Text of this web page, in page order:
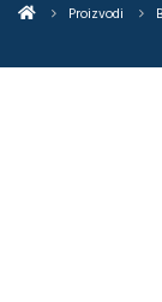
Proizvodi